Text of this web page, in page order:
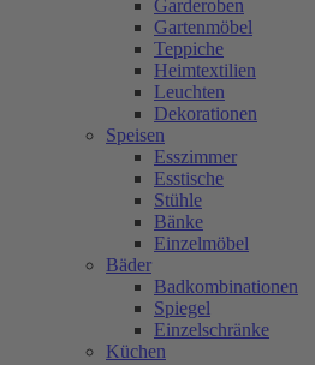
Garderoben
Gartenmöbel
Teppiche
Heimtextilien
Leuchten
Dekorationen
Speisen
Esszimmer
Esstische
Stühle
Bänke
Einzelmöbel
Bäder
Badkombinationen
Spiegel
Einzelschränke
Küchen